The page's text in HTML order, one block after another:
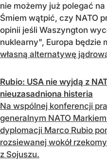
nie możemy już polegać
Śmiem wątpić, czy NATO
opinii jeśli Waszyngton
nuklearny", Europa będzie
własną alternatywę
Rubio: USA nie wyjdą z
nieuzasadniona histeria
Na wspólnej konferencji
generalnym NATO
dyplomacji Marco Rubio
rozsiewanej wokół
z Sojuszu.